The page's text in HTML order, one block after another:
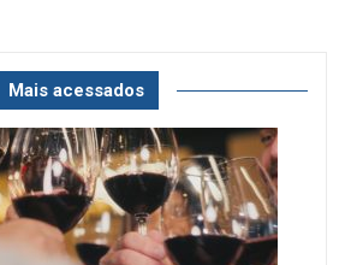
Mais acessados